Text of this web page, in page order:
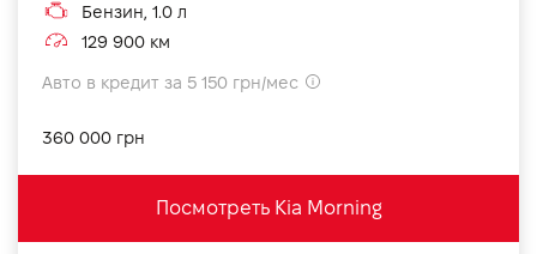
Бензин, 1.0 л
129 900 км
Авто в кредит за 5 150 грн/мес
360 000 грн
Посмотреть Kia Morning